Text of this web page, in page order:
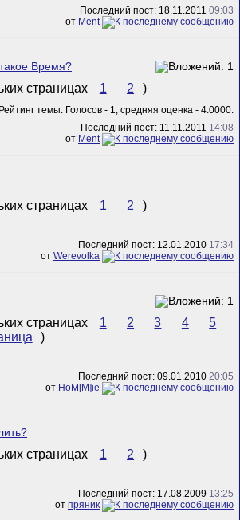
Последний пост: 18.11.2011 09:03
от Ment
Время?
1 2 )
Последний пост: 11.11.2011 14:08
от Ment
1 2 )
Последний пост: 12.01.2010 17:34
от Werevolka
1 2 3 4
5
)
Последний пост: 09.01.2010 20:05
от HoM[M]ie
1 2 )
Последний пост: 17.08.2009 13:25
от пряник